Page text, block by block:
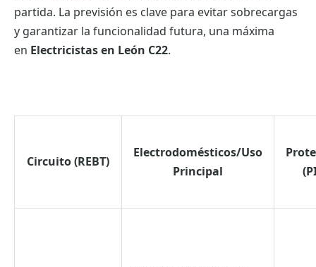
partida. La previsión es clave para evitar sobrecargas
y garantizar la funcionalidad futura, una máxima
en Electricistas en León C22.
Circuito (REBT)
Electrodomésticos/Uso
Principal